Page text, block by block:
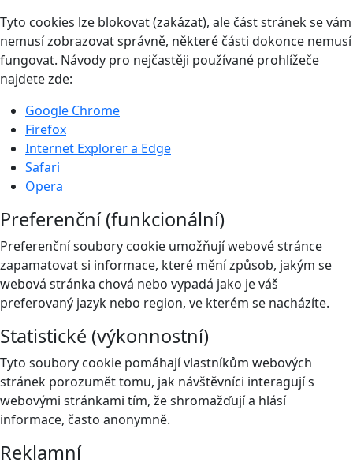
Tyto cookies lze blokovat (zakázat), ale část stránek se vám
nemusí zobrazovat správně, některé části dokonce nemusí
fungovat. Návody pro nejčastěji používané prohlížeče
najdete zde:
Google Chrome
Firefox
Internet Explorer a Edge
Safari
Opera
Preferenční (funkcionální)
Preferenční soubory cookie umožňují webové stránce
zapamatovat si informace, které mění způsob, jakým se
webová stránka chová nebo vypadá jako je váš
preferovaný jazyk nebo region, ve kterém se nacházíte.
Statistické (výkonnostní)
Tyto soubory cookie pomáhají vlastníkům webových
stránek porozumět tomu, jak návštěvníci interagují s
webovými stránkami tím, že shromažďují a hlásí
informace, často anonymně.
Reklamní